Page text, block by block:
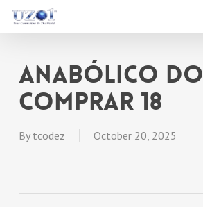
Skip
contentanabólico
comprar 18
By tcodez October 20, 2025